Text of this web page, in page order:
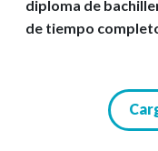
diploma de
de tiempo